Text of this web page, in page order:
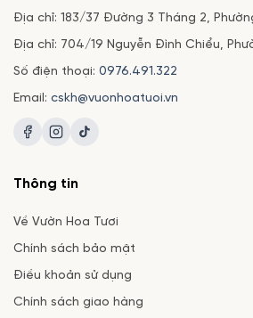
Địa chỉ: 183/37 Đường 3 Tháng 2,
Địa chỉ: 704/19 Nguyễn Đình Chiểu,
Số điện thoại: 0976.491.322
Email: cskh@vuonhoatuoi.vn
Thông tin
Về Vườn Hoa Tươi
Chính sách bảo mật
Điều khoản sử dụng
Chính sách giao hàng